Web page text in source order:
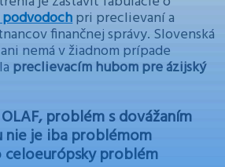
pri preclievaní a
finančnej správy. Slovenská
nemá v žiadnom prípade
preclievacím hubom pre ázijský
problém s dovážaním
nie je iba problémom
celoeurópsky problém